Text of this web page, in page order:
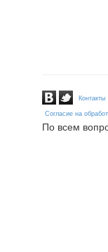
Контакты
Согласие на
По всем